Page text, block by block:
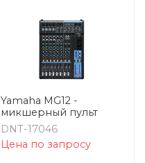
Yamaha MG12 -
микшерный пульт
DNT-17046
Цена по запросу